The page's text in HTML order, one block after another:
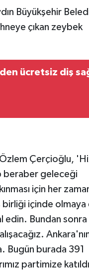
Büyükşehir
çıkan zeybek
ücretsiz diş
Özlem Çerçioğlu,
beraber geleceği
için her
birliği içinde olmaya
edin. Bundan
Bugün burada 391
partimize